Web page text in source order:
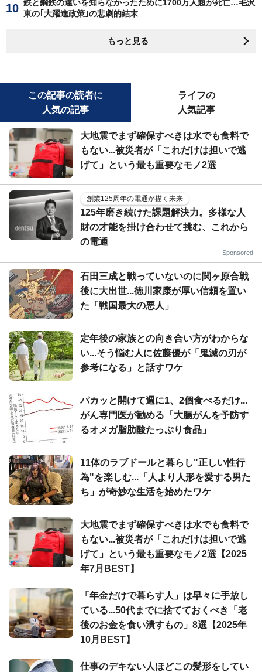
鉄と鋼鉄の違いを知らなかったために1700万人超が死亡…毛沢
東の｢大躍進政策｣の悲劇的結末
もっと見る
この記事の読者に
人気の記事
ライフの
人気記事
大地震でまず確保すべきは水でも食料で
もない...被災者が「これだけは担いで逃
げて」という最も重要なモノ2選
創業125周年の電通が描く未来
125年磨き続けた課題解決力。多様な人
財の才能を掛け合わせて挑む、これから
の電通
Sponsored
石田三成と戦っていないのに関ヶ原合戦
後に大出世...徳川家康が厚い信頼を置い
た「戦国最大の悪人」
定年後の家族との向き合い方がわからな
い...そう悩む人に佐藤優が「鬼滅の刃が
参考になる」と話すワケ
パカッと開けて週に1、2個食べるだけ...
がん専門医が勧める「大腸がんを予防す
るオメガ脂肪酸たっぷり食品」
11体のラブドールと暮らし"正しい性行
為"を楽しむ...「人より人形を愛する男た
ち」が奇妙な生活を始めたワケ
大地震でまず確保すべきは水でも食料で
もない...被災者が「これだけは担いで逃
げて」という最も重要なモノ2選【2025
年7月BEST】
「年金だけで暮らす人」は早々に手放し
ている...50代までに捨てておくべき「老
後のお金を食い潰すもの」8選【2025年
10月BEST】
仕事のデキない人ほどこの髪形をしてい